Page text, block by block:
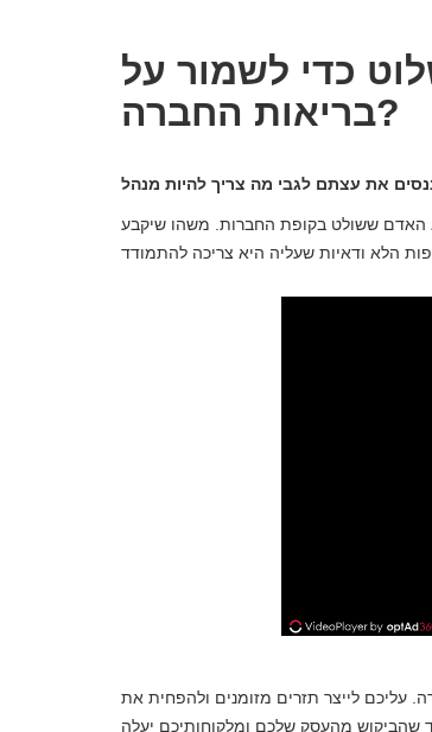
כדי לשמור על
בריאות החברה?
האדם ששולט בקופת החברות. משהו שיקבע
עליכם לייצר תזרים מזומנים ולהפחית את